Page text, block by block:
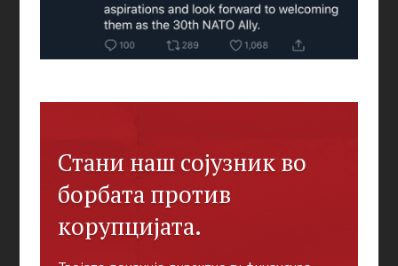
Стани наш сојузник во
борбата против
корупцијата.